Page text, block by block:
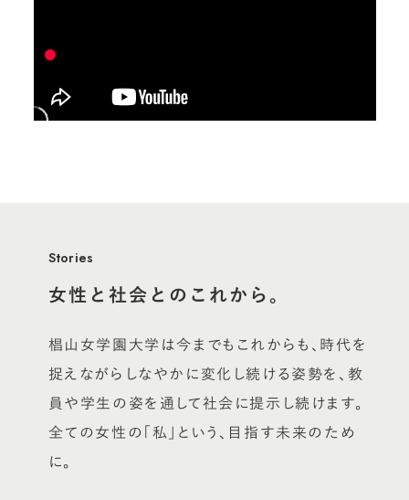
Stories
女性と社会とのこれから。
椙山女学園大学は今までもこれからも、時代を
捉えながらしなやかに変化し続ける姿勢を、教
員や学生の姿を通して社会に提示し続けます。
全ての女性の「私」という、目指す未来のため
に。